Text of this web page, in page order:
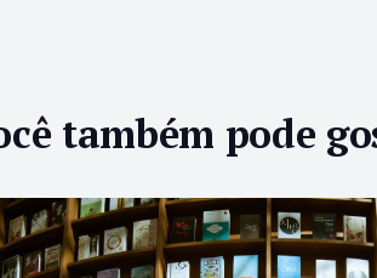
também pode